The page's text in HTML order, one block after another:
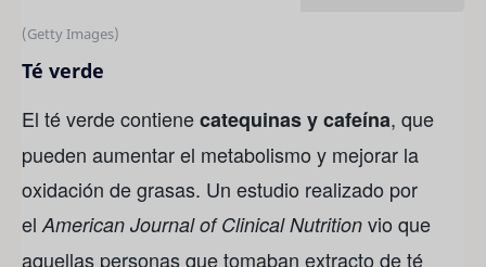
(Getty Images)
Té verde
El té verde contienecatequinas y cafeína, que
pueden aumentar el metabolismo y mejorar la
oxidación de grasas. Un estudio realizado por
el American Journal of Clinical Nutrition vio que
aquellas personas que tomaban extracto de té